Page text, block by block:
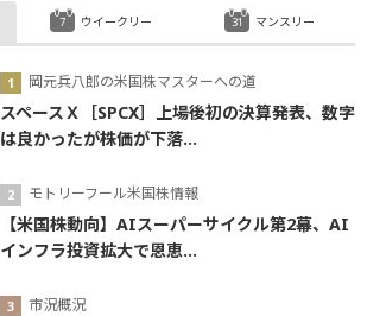
岡元兵八郎の米国株マスターへの道
スペースＸ［SPCX］上場後初の決算発表、数字
は良かったが株価が下落...
モトリーフール米国株情報
【米国株動向】AIスーパーサイクル第2幕、AI
インフラ投資拡大で恩恵...
市況概況
ウイークリー マンスリー